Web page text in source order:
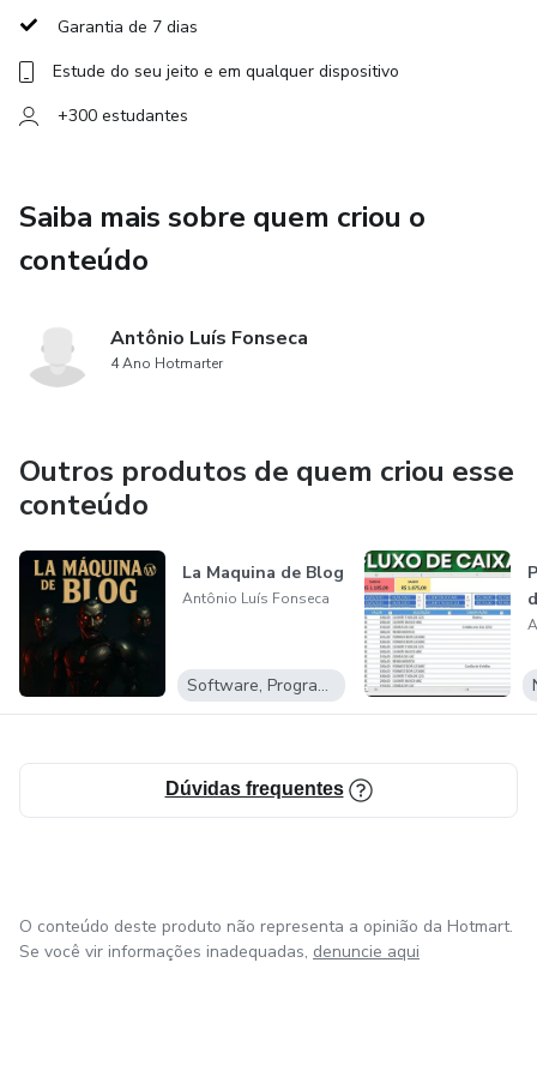
Garantia de 7 dias
Estude do seu jeito e em qualquer dispositivo
+300 estudantes
Saiba mais sobre quem criou o
conteúdo
Antônio Luís Fonseca
4 Ano Hotmarter
Outros produtos de quem criou esse
conteúdo
La Maquina de Blog
Antônio Luís Fonseca
Software, Programas para baixar
Dúvidas frequentes
O conteúdo deste produto não representa a opinião da Hotmart.
Se você vir informações inadequadas, denuncie aqui